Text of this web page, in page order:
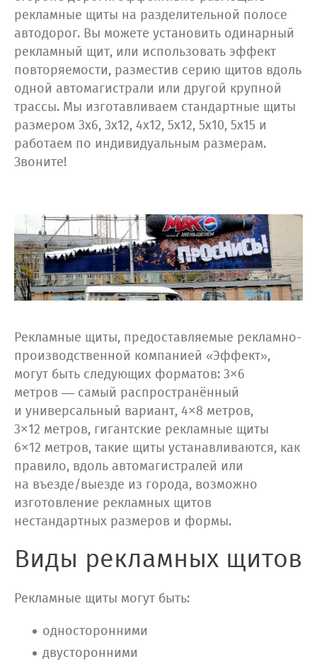
рекламные щиты на разделительной полосе
автодорог. Вы можете установить одинарный
рекламный щит, или использовать эффект
повторяемости, разместив серию щитов вдоль
одной автомагистрали или другой крупной
трассы. Мы изготавливаем стандартные щиты
размером 3х6, 3х12, 4х12, 5х12, 5х10, 5х15 и
работаем по индивидуальным размерам.
Звоните!
Рекламные щиты, предоставляемые рекламно-
производственной компанией «Эффект»,
могут быть следующих форматов: 3×6
метров — самый распространённый
и универсальный вариант, 4×8 метров,
3×12 метров, гигантские рекламные щиты
6×12 метров, такие щиты устанавливаются, как
правило, вдоль автомагистралей или
на въезде/выезде из города, возможно
изготовление рекламных щитов
нестандартных размеров и формы.
Виды рекламных щитов
Рекламные щиты могут быть:
односторонними
двусторонними